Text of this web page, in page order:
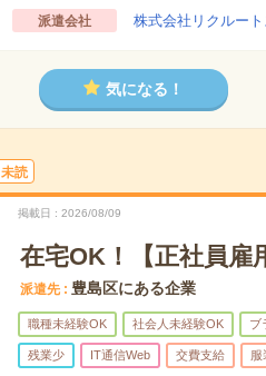
派遣会社 株式会社リクルー
気になる！
未読
掲載日 2026/08/09
在宅OK！【正社員雇
派遣先 豊島区にある企業
職種未経験OK 社会人未経験OK ブ
残業少 IT通信Web 交費支給 服